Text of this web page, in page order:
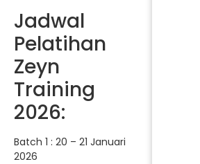
Jadwal
Pelatihan
Zeyn
Training
2026:
Batch 1 : 20 – 21 Januari
2026